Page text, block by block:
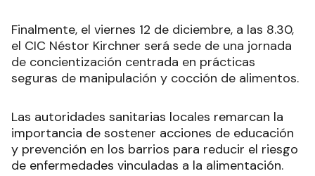
Finalmente, el viernes 12 de diciembre, a las 8.30,
el CIC Néstor Kirchner será sede de una jornada
de concientización centrada en prácticas
seguras de manipulación y cocción de alimentos.
Las autoridades sanitarias locales remarcan la
importancia de sostener acciones de educación
y prevención en los barrios para reducir el riesgo
de enfermedades vinculadas a la alimentación.